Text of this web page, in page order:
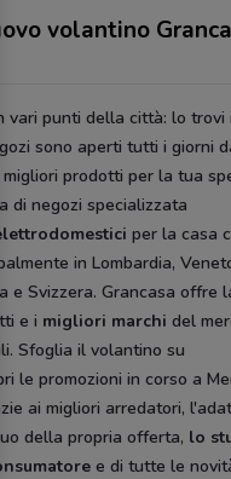
volantino
vari punti della città: lo trovi
sono aperti tutti i giorni
prodotti per la tua
di negozi specializzata
per la casa
in Lombardia,
e Svizzera. Grancasa offre
e i migliori marchi del
Sfoglia il volantino su
le promozioni in corso a
ai migliori arredatori,
della propria offerta, lo
e di tutte le